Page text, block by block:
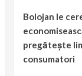
Bolojan le
pregătește
consumatori